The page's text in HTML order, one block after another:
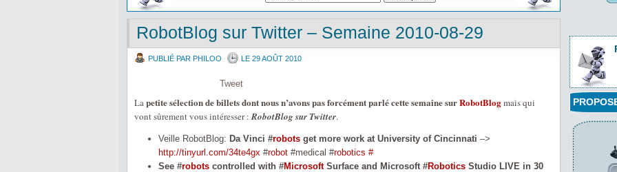
RobotBlog sur Twitter – Semaine 2010-08-29
PUBLIÉ PAR PHILOO LE 29 AOÛT 2010
Tweet
Lapetite sélection de billets dont nous n’avons pas forcément parlé cette semaine surRobotBlogmais qui
vont sûrement vous intéresser :RobotBlog sur Twitter.
Veille RobotBlog: Da Vinci #robots get more work at University of Cincinnati –>
http://tinyurl.com/34te4gx #robot #medical #robotics #
See #robots controlled with #MicrosoftSurface and Microsoft #Robotics Studio LIVE in 30